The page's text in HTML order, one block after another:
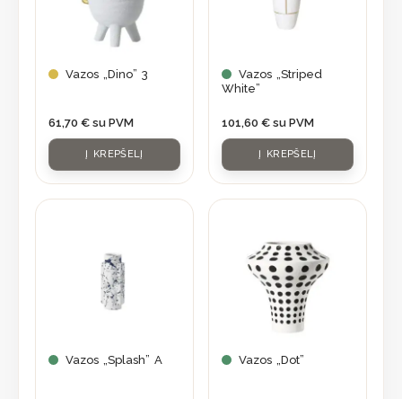
Vazos „Dino” 3
61,70 € su PVM
Į KREPŠELĮ
Vazos „Striped
White”
101,60 € su PVM
Į KREPŠELĮ
Vazos „Splash” A Vazos „Dot”